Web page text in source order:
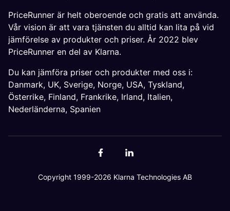
PriceRunner är helt oberoende och gratis att använda.
Vår vision är att vara tjänsten du alltid kan lita på vid
jämförelse av produkter och priser. År 2022 blev
PriceRunner en del av Klarna.
Du kan jämföra priser och produkter med oss i:
Danmark, UK, Sverige, Norge, USA, Tyskland,
Österrike, Finland, Frankrike, Irland, Italien,
Nederländerna, Spanien
Copyright 1999-2026 Klarna Technologies AB